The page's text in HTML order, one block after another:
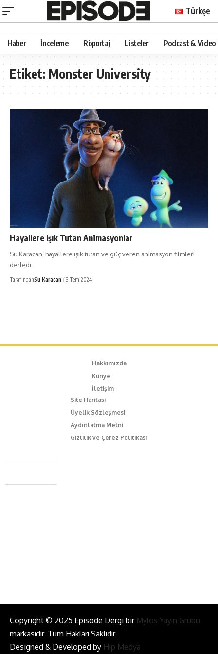
Türkçe
Haber İnceleme Röportaj Listeler Podcast & Video
Etiket:Monster University
Hayallere Işık Tutan Animasyonlar
Su Karacan, hayallere ışık tutan ve güç veren animasyon filmleri
derledi.
TarafındanSu Karacan 13 Tem 2024
Hakkımızda
Künye
İletişim
Site Haritası
Üyelik Sözleşmesi
Aydınlatma Metni
Gizlilik ve Çerez Politikası
Caferağa Mah. Dr. Şakir Paşa Sok. No3/A Kadıköy İstanbul
+90 543 345 46 00
Copyright © 2025 Episode Dergi bir Mylos Yayın Grubu
markasıdır. Tüm Hakları Saklıdır.
Designed & Developed by Hip Medya